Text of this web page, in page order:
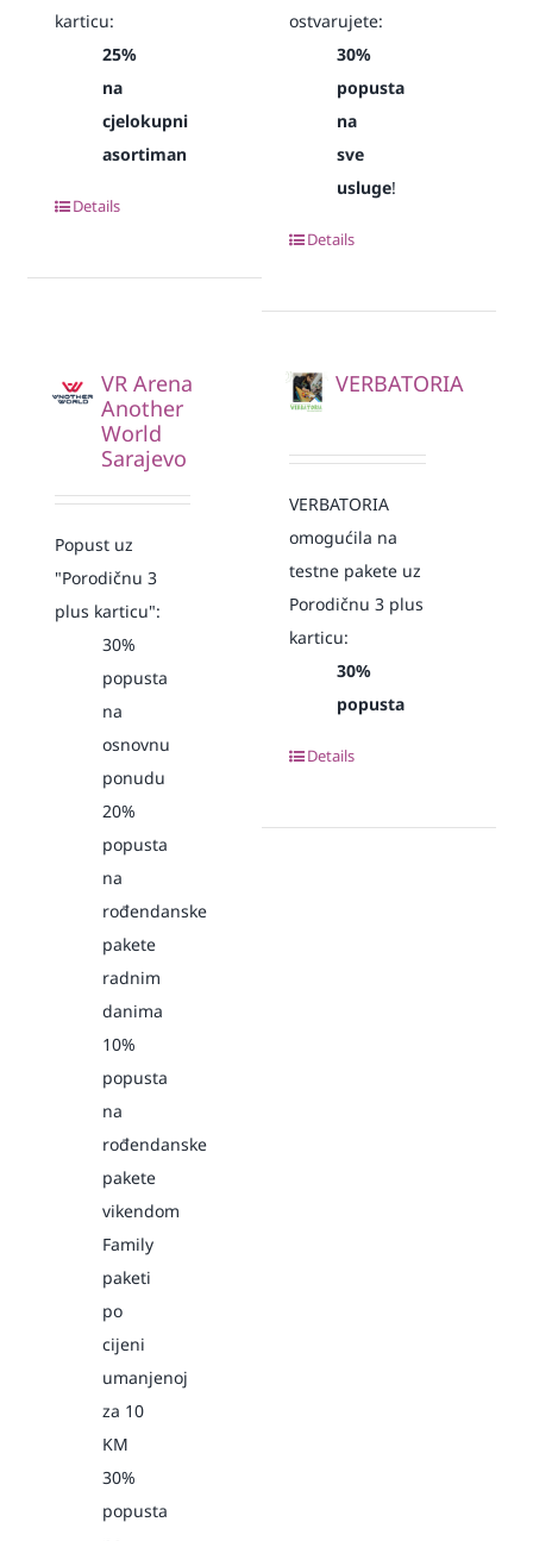
karticu:
25%
na
cjelokupni
asortiman
Details
ostvarujete:
30%
popusta
na
sve
usluge!
Details
VR Arena
Another
World
Sarajevo
Popust uz
"Porodičnu 3
plus karticu":
30%
popusta
na
osnovnu
ponudu
20%
popusta
na
rođendanske
pakete
radnim
danima
10%
popusta
na
rođendanske
pakete
vikendom
Family
paketi
po
cijeni
umanjenoj
za 10
KM
30%
popusta
VERBATORIA
VERBATORIA
omogućila na
testne pakete uz
Porodičnu 3 plus
karticu:
30%
popusta
Details